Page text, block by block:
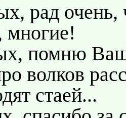
рад очень,
многие!
помню
волков
стаей...